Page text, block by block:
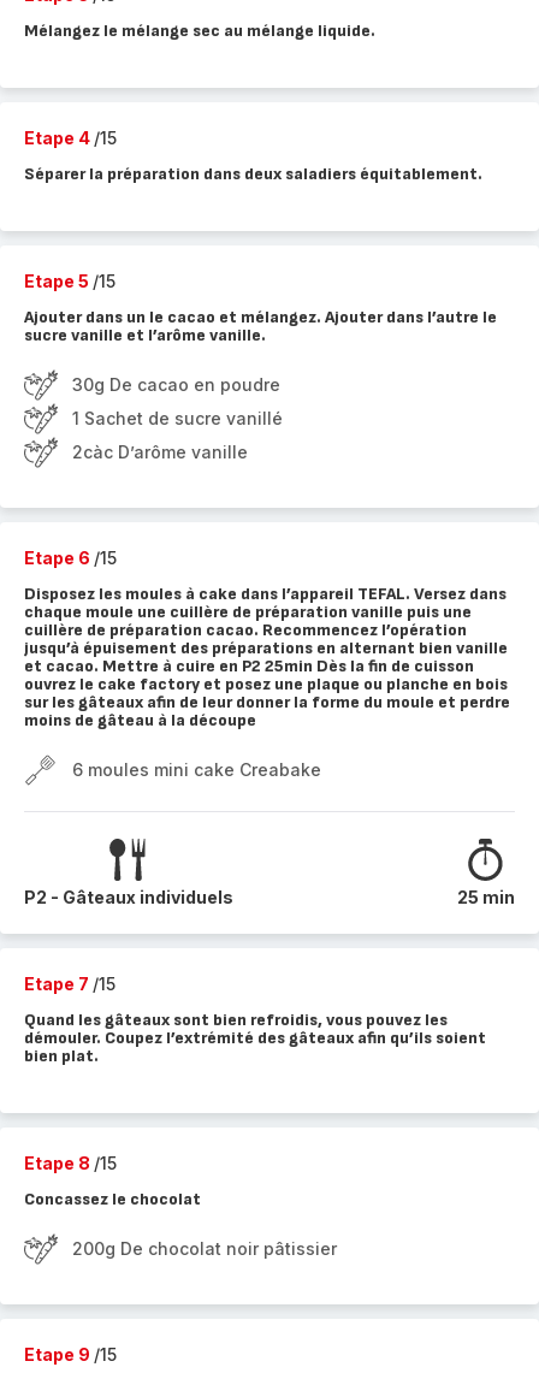
Mélangez le mélange sec au mélange liquide.
Etape 4 /15
Séparer la préparation dans deux saladiers équitablement.
Etape 5 /15
Ajouter dans un le cacao et mélangez. Ajouter dans l’autre le
sucre vanille et l’arôme vanille.
30g De cacao en poudre
1 Sachet de sucre vanillé
2càc D’arôme vanille
Etape 6 /15
Disposez les moules à cake dans l’appareil TEFAL. Versez dans
chaque moule une cuillère de préparation vanille puis une
cuillère de préparation cacao. Recommencez l’opération
jusqu’à épuisement des préparations en alternant bien vanille
et cacao. Mettre à cuire en P2 25min Dès la fin de cuisson
ouvrez le cake factory et posez une plaque ou planche en bois
sur les gâteaux afin de leur donner la forme du moule et perdre
moins de gâteau à la découpe
6 moules mini cake Creabake
P2 - Gâteaux individuels 25 min
Etape 7 /15
Quand les gâteaux sont bien refroidis, vous pouvez les
démouler. Coupez l’extrémité des gâteaux afin qu’ils soient
bien plat.
Etape 8 /15
Concassez le chocolat
200g De chocolat noir pâtissier
Etape 9 /15